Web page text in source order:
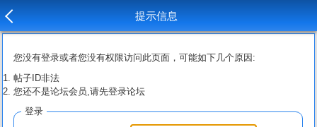
提示信息
您没有登录或者您没有权限访问此页面，可能如下几个原因:
帖子ID非法
您还不是论坛会员,请先登录论坛
登录